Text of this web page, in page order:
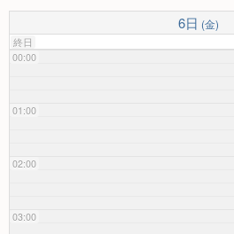
6日 (金)
終日
00:00
01:00
02:00
03:00